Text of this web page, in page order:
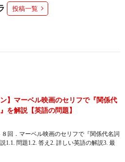
投稿一覧
ン】マーベル映画のセリフで『関係代
を解説【英語の問題】
８回．マーベル映画のセリフで『関係代名詞
1.1. 問題1.2. 答え2. 詳しい英語の解説3. 最